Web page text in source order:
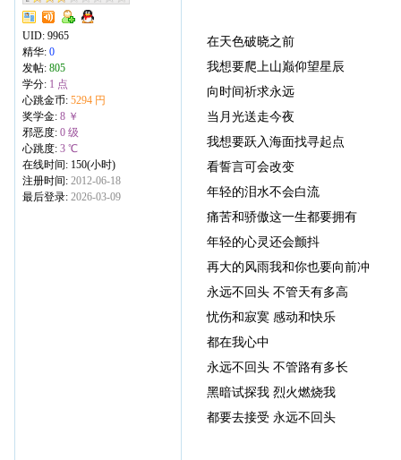
UID: 9965
精华: 0
发帖: 805
学分: 1 点
心跳金币: 5294 円
奖学金: 8 ￥
邪恶度: 0 级
心跳度: 3 ℃
在线时间: 150(小时)
注册时间: 2012-06-18
最后登录: 2026-03-09
在天色破晓之前
我想要爬上山巅仰望星辰
向时间祈求永远
当月光送走今夜
我想要跃入海面找寻起点
看誓言可会改变
年轻的泪水不会白流
痛苦和骄傲这一生都要拥有
年轻的心灵还会颤抖
再大的风雨我和你也要向前冲
永远不回头 不管天有多高
忧伤和寂寞 感动和快乐
都在我心中
永远不回头 不管路有多长
黑暗试探我 烈火燃烧我
都要去接受 永远不回头